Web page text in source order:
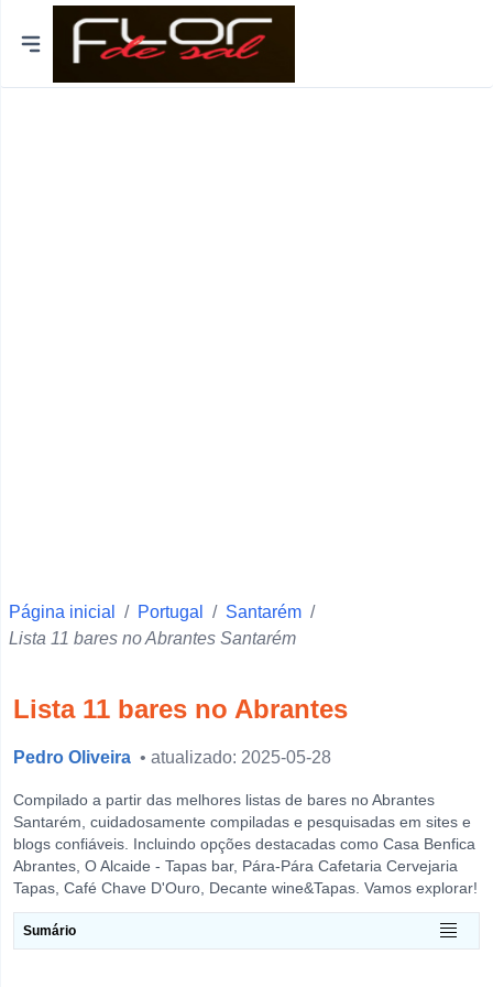
Beja
Santarém
Portalegre
Castelo Branco
Évora
Leiria
Guarda
Página inicial / Portugal / Santarém /
Lista 11 bares no Abrantes Santarém
Lista 11 bares no Abrantes
Pedro Oliveira • atualizado: 2025-05-28
Compilado a partir das melhores listas de bares no Abrantes
Santarém, cuidadosamente compiladas e pesquisadas em sites e
blogs confiáveis. Incluindo opções destacadas como Casa Benfica
Abrantes, O Alcaide - Tapas bar, Pára-Pára Cafetaria Cervejaria
Tapas, Café Chave D'Ouro, Decante wine&Tapas. Vamos explorar!
Sumário